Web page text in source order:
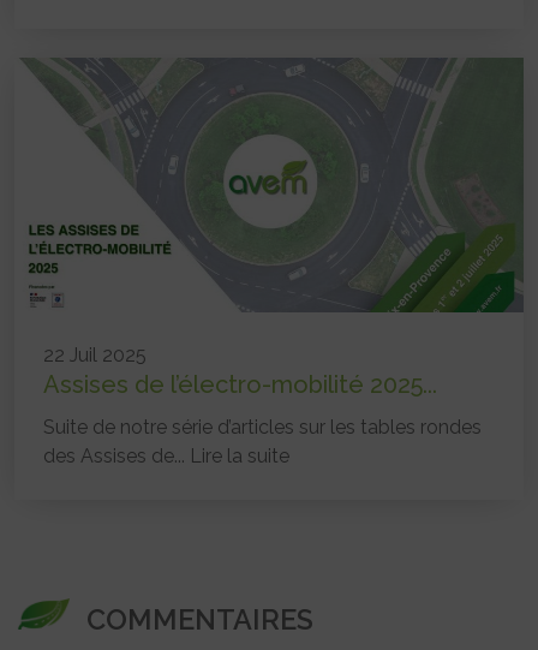
22 Juil 2025
Assises de l’électro-mobilité 2025...
Suite de notre série d’articles sur les tables rondes
des Assises de... Lire la suite
COMMENTAIRES